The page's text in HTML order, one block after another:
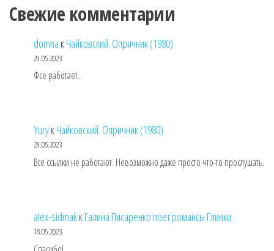
Свежие комментарии
domna кЧайковский. Опричник (1980)
29.05.2023
Фсе работает.
YuryкЧайковский. Опричник (1980)
29.05.2023
Все ссылки не работают. Невозможно даже просто что-то прослушать.
alex-sidmakкГалина Писаренко поет романсы Глинки
18.05.2023